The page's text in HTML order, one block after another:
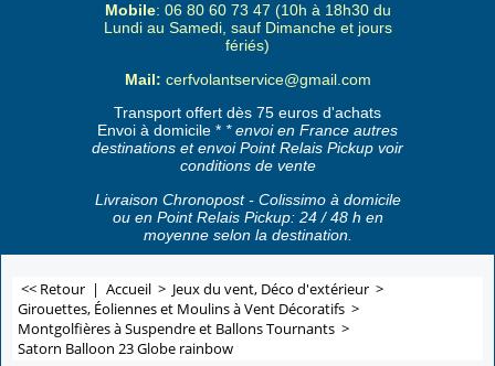
Mobile: 06 80 60 73 47 (10h à 18h30 du
Lundi au Samedi, sauf Dimanche et jours
fériés)
Mail: cerfvolantservice@gmail.com
Transport offert dès 75 euros d'achats
Envoi à domicile * * envoi en France autres
destinations et envoi Point Relais Pickup voir
conditions de vente
Livraison Chronopost - Colissimo à domicile
ou en Point Relais Pickup: 24 / 48 h en
moyenne selon la destination.
<< Retour | Accueil > Jeux du vent, Déco d'extérieur >
Girouettes, Éoliennes et Moulins à Vent Décoratifs >
Montgolfières à Suspendre et Ballons Tournants >
Satorn Balloon 23 Globe rainbow